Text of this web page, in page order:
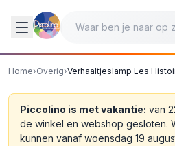
Home›Overig›Verhaaltjeslamp Les
Piccolino is met vakantie: van
de winkel en webshop gesloten.
kunnen vanaf woensdag 19